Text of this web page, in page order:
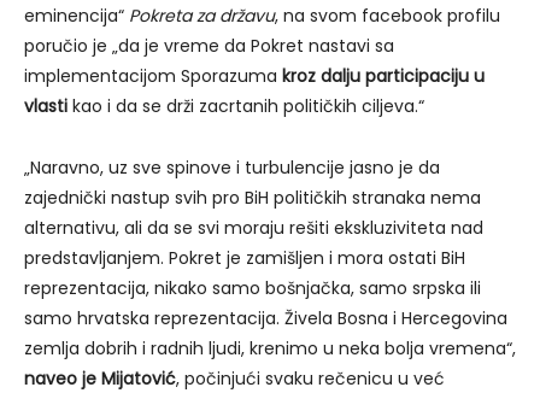
eminencija“ Pokreta za državu, na svom facebook profilu
poručio je „da je vreme da Pokret nastavi sa
implementacijom Sporazuma kroz dalju participaciju u
vlasti kao i da se drži zacrtanih političkih ciljeva.“
„Naravno, uz sve spinove i turbulencije jasno je da
zajednički nastup svih pro BiH političkih stranaka nema
alternativu, ali da se svi moraju rešiti ekskluziviteta nad
predstavljanjem. Pokret je zamišljen i mora ostati BiH
reprezentacija, nikako samo bošnjačka, samo srpska ili
samo hrvatska reprezentacija. Živela Bosna i Hercegovina
zemlja dobrih i radnih ljudi, krenimo u neka bolja vremena“,
naveo je Mijatović, počinjući svaku rečenicu u već